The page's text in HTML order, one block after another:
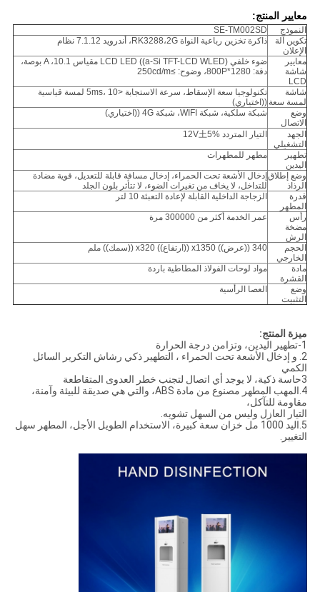
معايير المنتج:
النموذج
SE-TM002SD
تكوين آلة
الإعلان
ذاكرة تخزين رباعية النواة RK3288،2G، أندرويد 7.1.12 نظام
معايير
شاشة
LCD
ضوء خلفي LCD LED ((a-Si TFT-LCD WLED) مقياس A ،10.1 بوصة،
دقة: 1280*800P، وضوح: ≥250cd/m
شاشة
لمسة سعة
تكنولوجيا سعة الإسقاط، سرعة الاستجابة <5ms، 10 لمسة قياسية
((اختياري)
وضع
الاتصال
شبكة سلكية، شبكة WIFI، شبكة 4G ((اختياري)
الجهد
التشغيلي
التيار المتردد 12V土5%
تطهير
اليدين
مطهر للمطهرات
وضع إطلاق
الرذاذ
إدخال الأشعة تحت الحمراء، إدخال مسافة قابلة للتعديل، قوية مضادة
للتداخل، لا يخاف من تغيرات الضوء، لا تتأثر بلون الجلد
قدرة
المطهر
الزجاجة الداخلية القابلة لإعادة التعبئة 10 لتر
رأس
مضخة
الرش
عمر الخدمة أكثر من 300000 مرة
الحجم
الخارجي
340 ((عرض)) x1350 ((ارتفاع)) x320 ((سمك)) ملم
مادة
القشرة
مواد لوحات الفولاذ المطاطية باردة
وضع
التثبيت
العصا الرأسية
ميزة المنتج:
1-تطهير اليدين، وتزامن درجة الحرارة
2. و إدخال الأشعة تحت الحمراء ، التطهير ذكي رشاش التكرير السائل
الكمي
3حاسة ذكية، لا يوجد أي اتصال لتجنب خطر العدوى المتقاطعة
4.المهب المطهر مصنوع من مادة ABS، والتي هي صديقة للبيئة وآمنة،
مقاومة للتآكل،
التيار العازل وليس من السهل تشويه.
5.اليد 1000 مل خزان سعة كبيرة، الاستخدام الطويل الأجل، المطهر سهل
التغيير.